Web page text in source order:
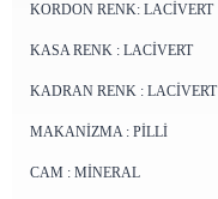
KORDON RENK: LACİVERT
KASA RENK : LACİVERT
KADRAN RENK : LACİVERT
MAKANİZMA : PİLLİ
CAM : MİNERAL